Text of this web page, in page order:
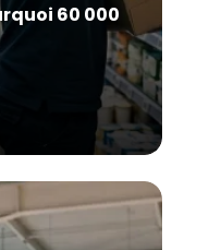
60 000